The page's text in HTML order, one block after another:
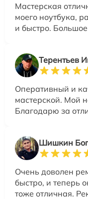
Мастерская
моего ноутбука,
и быстро.
Терентьев
Оперативный и
мастерской. Мой
Благодарю за
Шишкин
Очень доволен
быстро, и теперь
тоже отличная.